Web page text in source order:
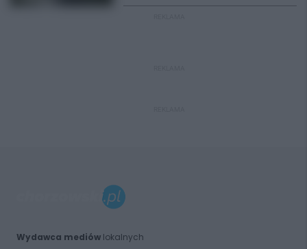
Wydawca mediówlokalnych